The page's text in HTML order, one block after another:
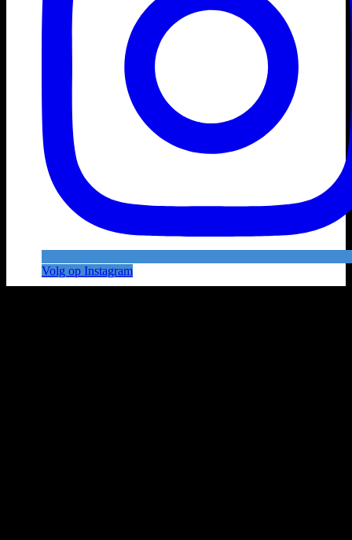
Volg op Instagram